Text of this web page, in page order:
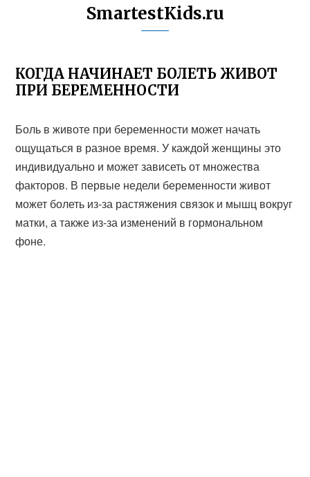
SmartestKids.ru
КОГДА НАЧИНАЕТ БОЛЕТЬ ЖИВОТ
ПРИ БЕРЕМЕННОСТИ
Боль в животе при беременности может начать
ощущаться в разное время. У каждой женщины это
индивидуально и может зависеть от множества
факторов. В первые недели беременности живот
может болеть из-за растяжения связок и мышц вокруг
матки, а также из-за изменений в гормональном
фоне.